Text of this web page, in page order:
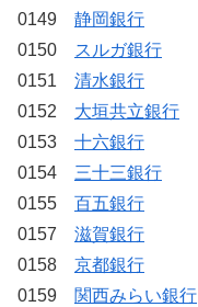
0149 静岡銀行
0150
スルガ銀行
0151 清水銀行
0152 大垣共立銀行
0153 十六銀行
0154 三十三銀行
0155 百五銀行
0157 滋賀銀行
0158 京都銀行
0159 関西みらい銀行